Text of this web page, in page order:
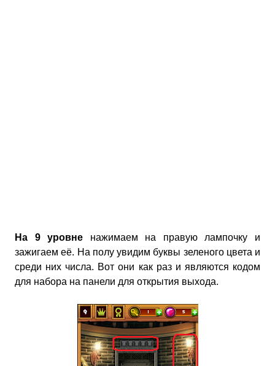
На 9 уровне нажимаем на правую лампочку и
зажигаем её. На полу увидим буквы зеленого цвета и
среди них числа. Вот они как раз и являются кодом
для набора на панели для открытия выхода.